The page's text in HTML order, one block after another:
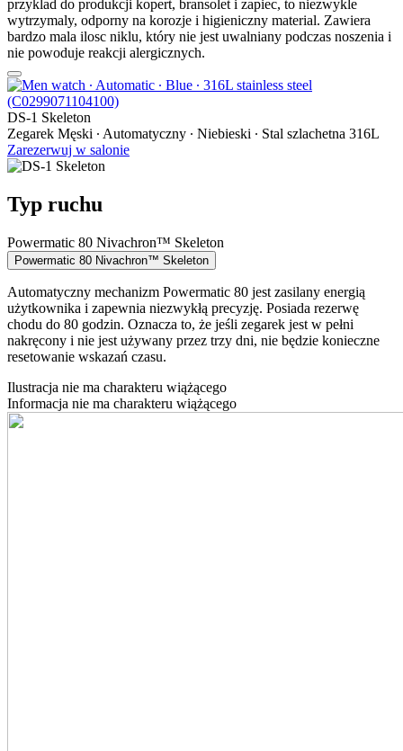
przyklad do produkcji kopert, bransolet i zapiec, to niezwykle
wytrzymaly, odporny na korozje i higieniczny material. Zawiera
bardzo mala ilosc niklu, który nie jest uwalniany podczas noszenia i
nie powoduje reakcji alergicznych.
DS-1 Skeleton
Zegarek Męski ∙ Automatyczny ∙ Niebieski ∙ Stal szlachetna 316L
Zarezerwuj w salonie
Typ ruchu
Powermatic 80 Nivachron™ Skeleton
Powermatic 80 Nivachron™ Skeleton
Automatyczny mechanizm Powermatic 80 jest zasilany energią
użytkownika i zapewnia niezwykłą precyzję. Posiada rezerwę
chodu do 80 godzin. Oznacza to, że jeśli zegarek jest w pełni
nakręcony i nie jest używany przez trzy dni, nie będzie konieczne
resetowanie wskazań czasu.
Ilustracja nie ma charakteru wiążącego
Informacja nie ma charakteru wiążącego